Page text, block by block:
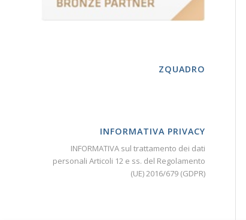
ZQUADRO
INFORMATIVA PRIVACY
INFORMATIVA sul trattamento dei dati
personali Articoli 12 e ss. del Regolamento
(UE) 2016/679 (GDPR)